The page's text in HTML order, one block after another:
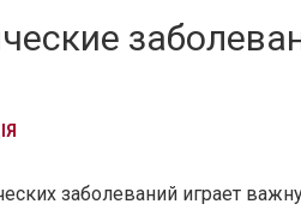
заболеваний играет